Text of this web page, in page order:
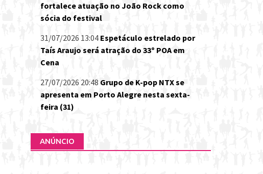
fortalece atuação no João Rock como
sócia do festival
31/07/2026 13:04 Espetáculo estrelado por
Taís Araujo será atração do 33º POA em
Cena
27/07/2026 20:48 Grupo de K-pop NTX se
apresenta em Porto Alegre nesta sexta-
feira (31)
ANÚNCIO